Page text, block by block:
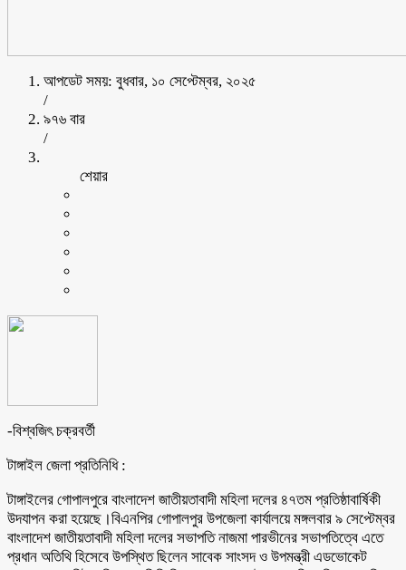
আপডেট সময়: বুধবার, ১০ সেপ্টেম্বর, ২০২৫
/
৯৭৬ বার
/
শেয়ার
-বিশ্বজিৎ চক্রবর্তী
টাঙ্গাইল জেলা প্রতিনিধি :
টাঙ্গাইলের গোপালপুরে বাংলাদেশ জাতীয়তাবাদী মহিলা দলের ৪৭তম প্রতিষ্ঠাবার্ষিকী
উদযাপন করা হয়েছে।বিএনপির গোপালপুর উপজেলা কার্যালয়ে মঙ্গলবার ৯ সেপ্টেম্বর
বাংলাদেশ জাতীয়তাবাদী মহিলা দলের সভাপতি নাজমা পারভীনের সভাপতিত্বে এতে
প্রধান অতিথি হিসেবে উপস্থিত ছিলেন সাবেক সাংসদ ও উপমন্ত্রী এডভোকেট